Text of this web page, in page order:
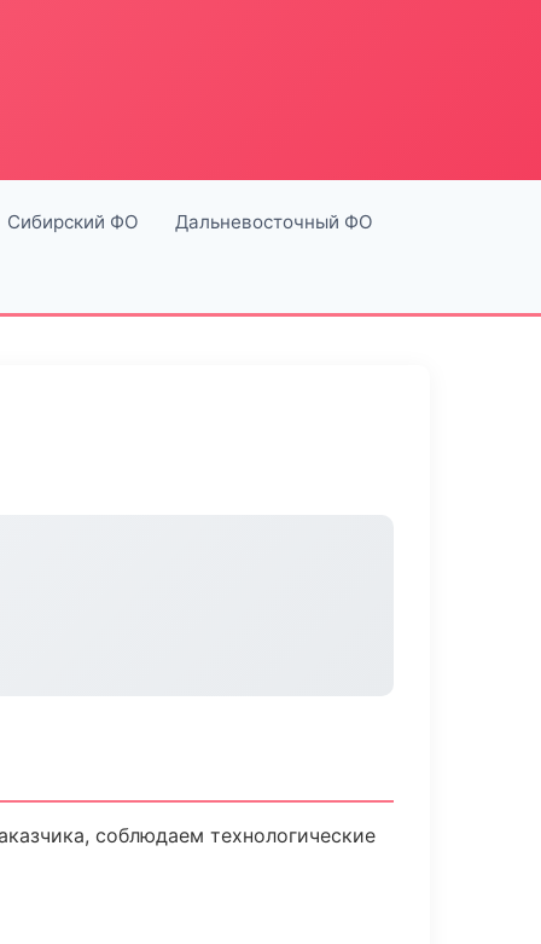
Сибирский ФО Дальневосточный ФО
соблюдаем технологические